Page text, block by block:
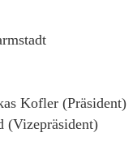
Kofler (Präsident)
(Vizepräsident)